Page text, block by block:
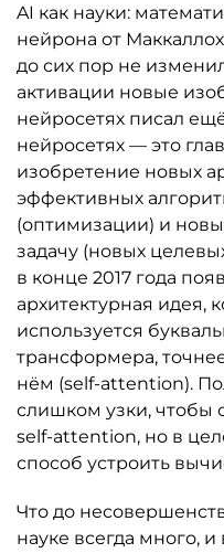
AI как науки:
нейрона от
до сих пор не
активации новые
нейросетях писал
нейросетях — это
изобретение новых
эффективных
(оптимизации) и
задачу (новых
в конце 2017 года
архитектурная идея,
используется
трансформера,
нём (self-attention).
слишком узки, чтобы
self-attention, но в
способ устроить
Что до
науке всегда много,